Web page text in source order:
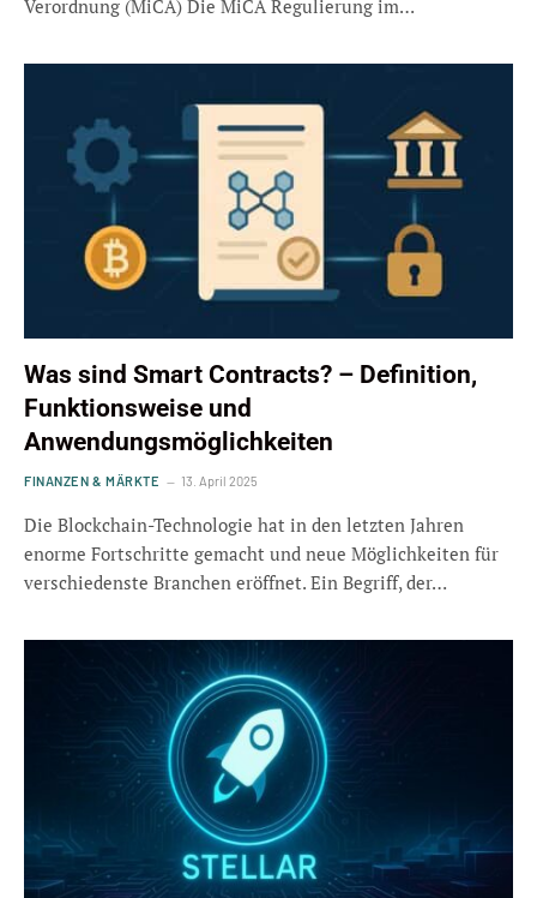
Verordnung (MiCA) Die MiCA Regulierung im…
Was sind Smart Contracts? – Definition,
Funktionsweise und
Anwendungsmöglichkeiten
FINANZEN & MÄRKTE 13. April 2025
Die Blockchain-Technologie hat in den letzten Jahren
enorme Fortschritte gemacht und neue Möglichkeiten für
verschiedenste Branchen eröffnet. Ein Begriff, der…